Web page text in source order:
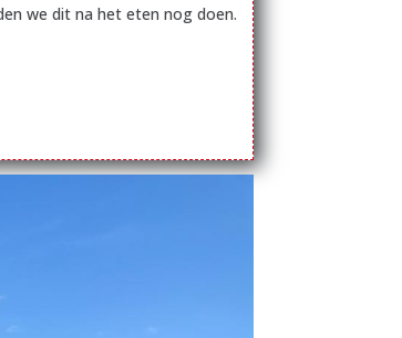
we dit na het eten nog doen.